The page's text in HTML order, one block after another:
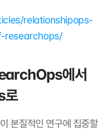
relationshipops-
researchops/
에서
로
본질적인 연구에 집중할